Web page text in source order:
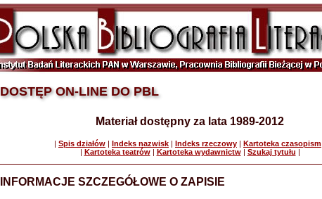
DOSTĘP ON-LINE DO PBL
Materiał dostępny za lata 1989-2012
| Spis działów | Indeks nazwisk | Indeks rzeczowy | Kartoteka czasopism
| Kartoteka teatrów| Kartoteka wydawnictw| Szukaj tytułu |
INFORMACJE SZCZEGÓŁOWE O ZAPISIE